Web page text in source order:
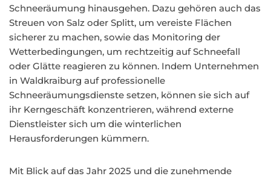
Schneeräumung hinausgehen. Dazu gehören auch das
Streuen von Salz oder Splitt, um vereiste Flächen
sicherer zu machen, sowie das Monitoring der
Wetterbedingungen, um rechtzeitig auf Schneefall
oder Glätte reagieren zu können. Indem Unternehmen
in Waldkraiburg auf professionelle
Schneeräumungsdienste setzen, können sie sich auf
ihr Kerngeschäft konzentrieren, während externe
Dienstleister sich um die winterlichen
Herausforderungen kümmern.
Mit Blick auf das Jahr 2025 und die zunehmende